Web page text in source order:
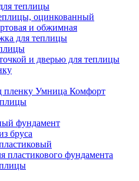
теплицы
оцинкованный
и обжимная
для теплицы
и дверью для теплицы
пленку Умница Комфорт
фундамент
бруса
пластикового фундамента